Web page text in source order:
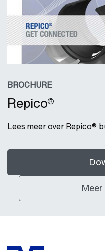
BROCHURE
Repico®
Lees meer over Repico®